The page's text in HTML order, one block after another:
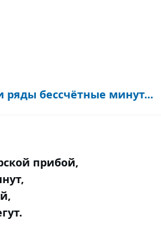
ряды бессчётные минут...
прибой,